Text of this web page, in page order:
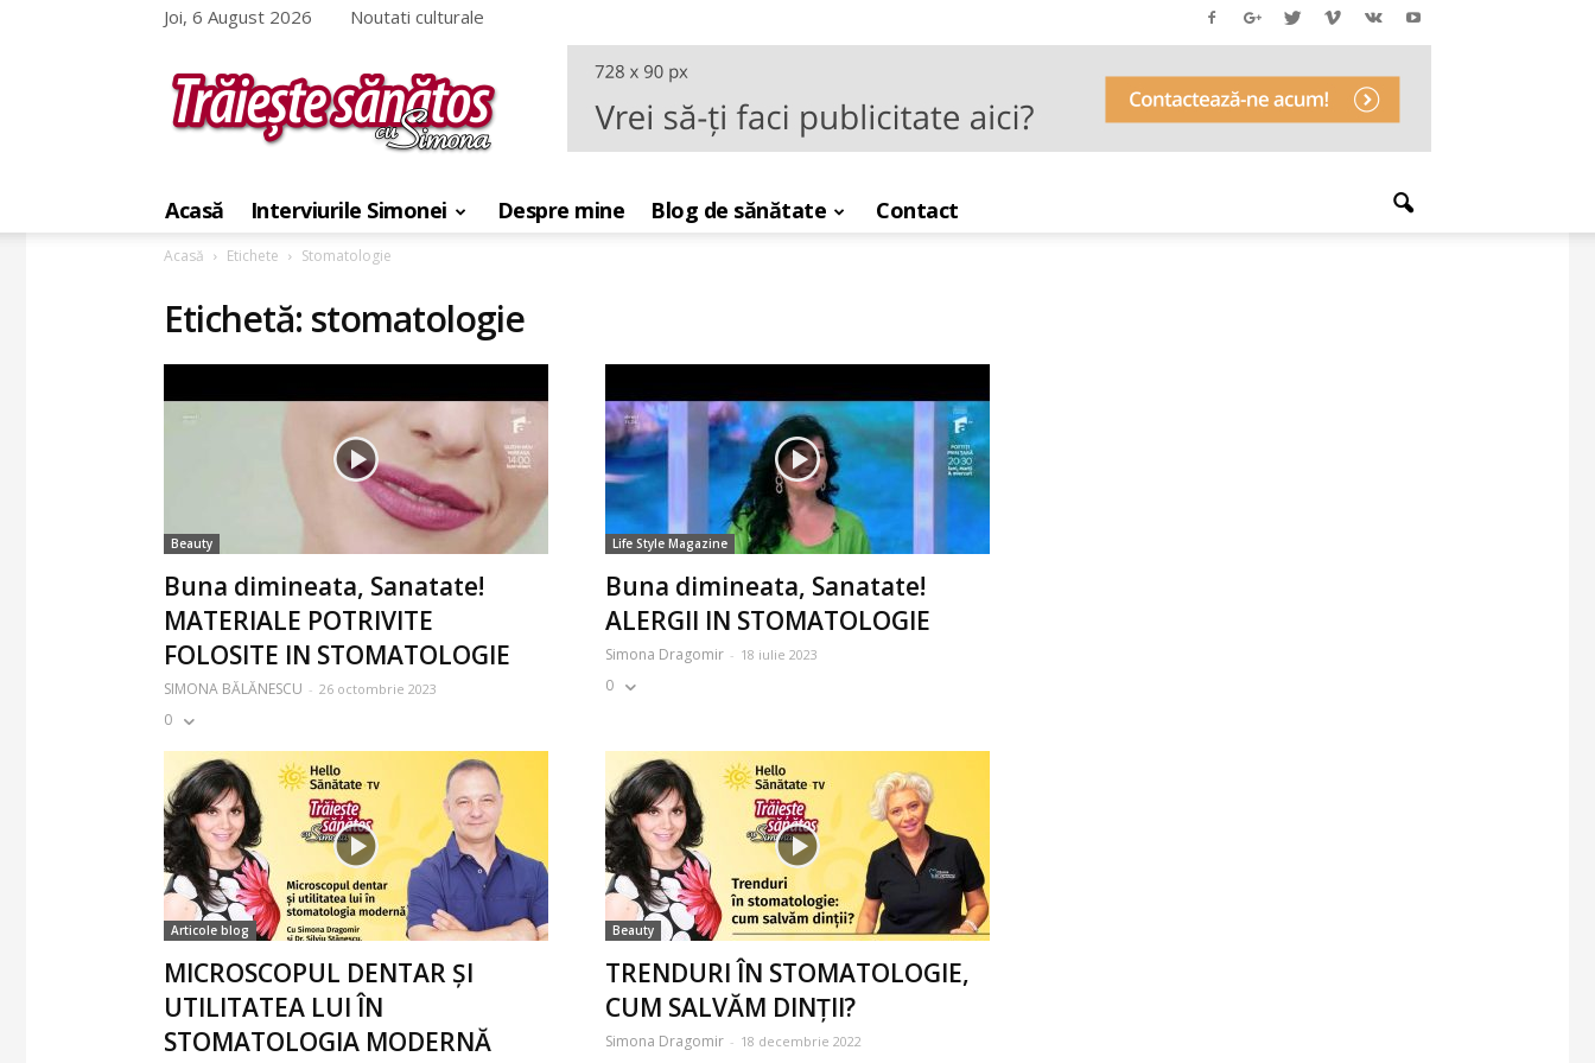
Joi, 6 August 2026 Noutati culturale
sanatos
Simona
Acasă Interviurile Simonei Despre mine Blog de sănătate Contact
Acasă Etichete Stomatologie
Etichetă: stomatologie
Beauty
Buna dimineata, Sanatate!
MATERIALE POTRIVITE
FOLOSITE IN STOMATOLOGIE
SIMONA BĂLĂNESCU - 26 octombrie 2023
0
Life Style Magazine
Buna dimineata, Sanatate!
ALERGII IN STOMATOLOGIE
Simona Dragomir - 18 iulie 2023
0
Articole blog
MICROSCOPUL DENTAR ȘI
UTILITATEA LUI ÎN
STOMATOLOGIA MODERNĂ
Beauty
TRENDURI ÎN STOMATOLOGIE,
CUM SALVĂM DINȚII?
Simona Dragomir - 18 decembrie 2022